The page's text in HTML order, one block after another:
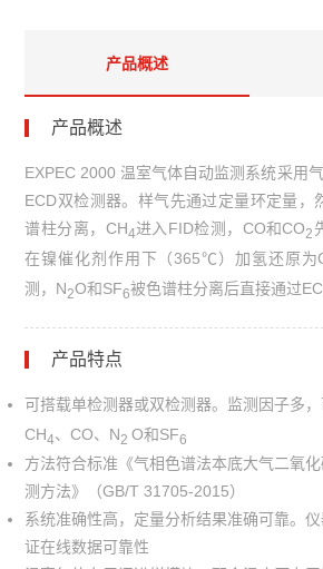
产品概述
产品概述
EXPEC 2000 温室气体自动监测系统采用
ECD双检测器。样气先通过定量环定量，
谱柱分离，CH4进入FID检测，CO和CO2
在镍催化剂作用下（365℃）加氢还原为
测，N2O和SF6被色谱柱分离后直接通过
产品特点
可搭载单检测器或双检测器。监测因子多
CH4、CO、N2O和SF6
方法符合标准《气相色谱法本底大气二氧
测方法》（GB/T 31705-2015）
系统准确性高，定量分析结果准确可靠。
证在线数据可靠性